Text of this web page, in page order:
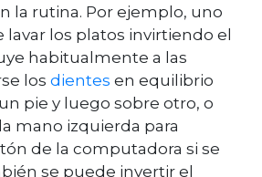
la rutina. Por ejemplo, uno
los platos invirtiendo el
habitualmente a las
los dientes en equilibrio
pie y luego sobre otro, o
mano izquierda para
de la computadora si se
se puede invertir el